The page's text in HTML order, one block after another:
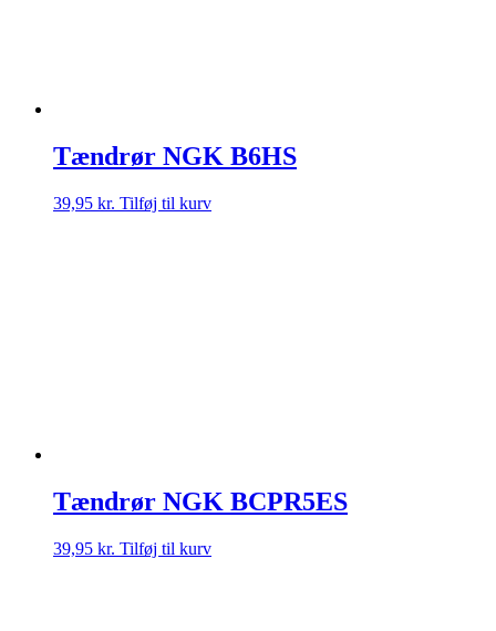
Tændrør NGK B6HS
39,95 kr. Tilføj til kurv
Tændrør NGK BCPR5ES
39,95 kr. Tilføj til kurv